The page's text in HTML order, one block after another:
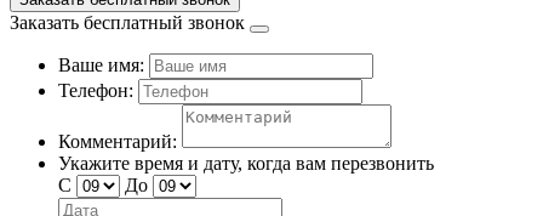
Заказать бесплатный звонок
Ваше имя:
Телефон:
Комментарий:
Укажите время и дату, когда вам перезвонить
С
До